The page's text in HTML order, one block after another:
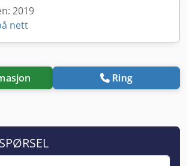
2019
nett
Ring